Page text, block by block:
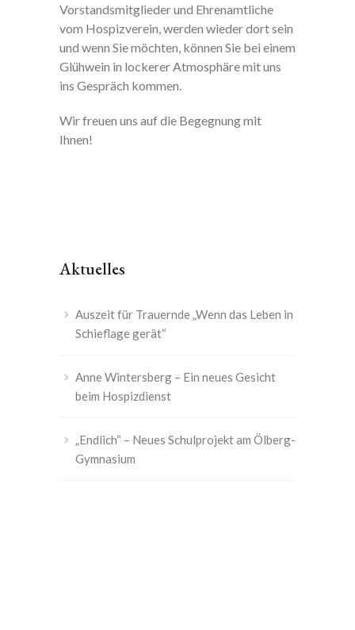
Vorstandsmitglieder und Ehrenamtliche
vom Hospizverein, werden wieder dort sein
und wenn Sie möchten, können Sie bei einem
Glühwein in lockerer Atmosphäre mit uns
ins Gespräch kommen.
Wir freuen uns auf die Begegnung mit
Ihnen!
Aktuelles
Auszeit für Trauernde „Wenn das Leben in
Schieflage gerät“
Anne Wintersberg – Ein neues Gesicht
beim Hospizdienst
„Endlich“ – Neues Schulprojekt am Ölberg-
Gymnasium